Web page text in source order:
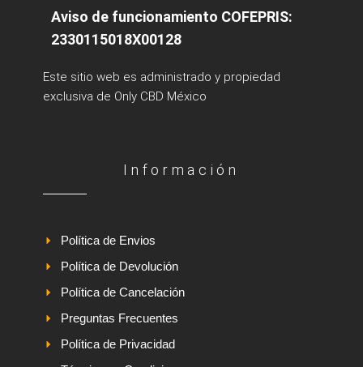
Aviso de funcionamiento COFEPRIS:
2330115018X00128
Este sitio web es administrado y propiedad
exclusiva de Only CBD México
Información
Política de Envios
Política de Devolución
Política de Cancelación
Preguntas Frecuentes
Política de Privacidad